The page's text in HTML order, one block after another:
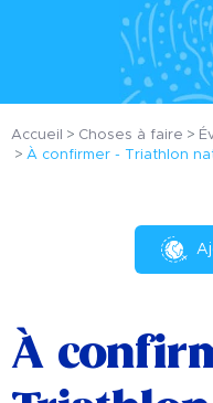
Accueil Choses à faire
À confirmer - Triathlon
À